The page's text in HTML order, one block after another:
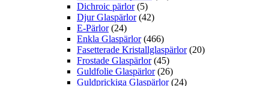
Dichroic pärlor (5)
Djur Glaspärlor (42)
E-Pärlor (24)
Enkla Glaspärlor (466)
Fasetterade Kristallglaspärlor (20)
Frostade Glaspärlor (45)
Guldfolie Glaspärlor (26)
Guldprickiga Glaspärlor (24)